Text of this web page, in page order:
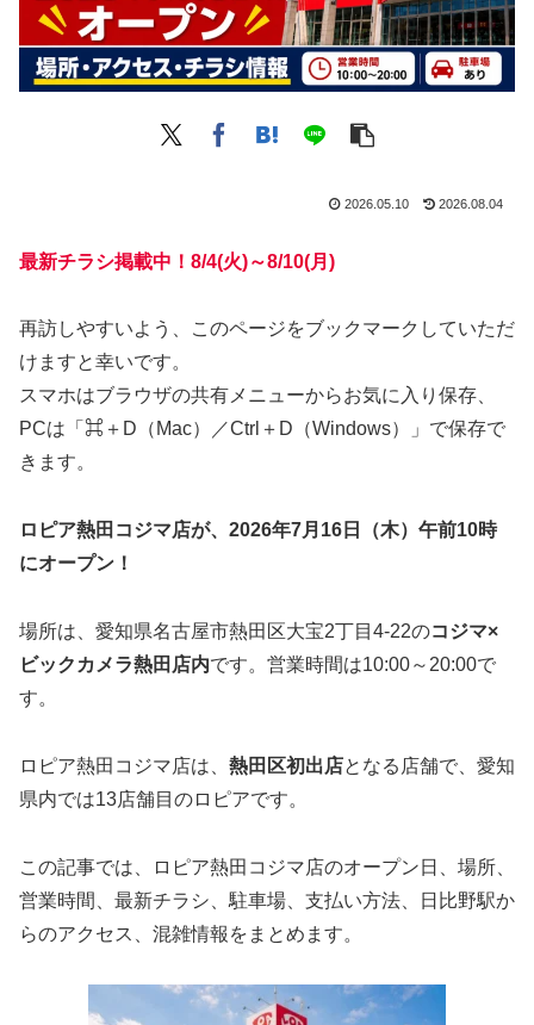
2026.05.10 2026.08.04
最新チラシ掲載中！8/4(火)～8/10(月)
再訪しやすいよう、このページをブックマークしていただ
けますと幸いです。
スマホはブラウザの共有メニューからお気に入り保存、
PCは「⌘＋D（Mac）／Ctrl＋D（Windows）」で保存で
きます。
ロピア熱田コジマ店が、2026年7月16日（木）午前10時
にオープン！
場所は、愛知県名古屋市熱田区大宝2丁目4-22のコジマ×
ビックカメラ熱田店内です。営業時間は10:00～20:00で
す。
ロピア熱田コジマ店は、 熱田区初出店となる店舗で、愛知
県内では13店舗目のロピアです。
この記事では、ロピア熱田コジマ店のオープン日、場所、
営業時間、最新チラシ、駐車場、支払い方法、日比野駅か
らのアクセス、混雑情報をまとめます。